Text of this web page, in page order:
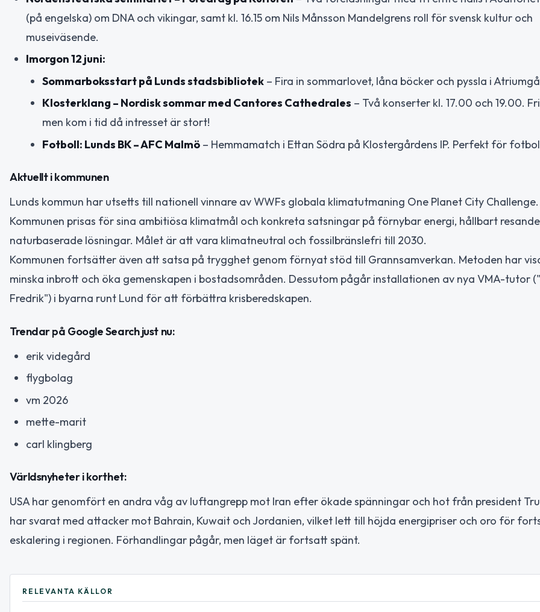
(på engelska) om DNA och vikingar, samt kl. 16.15 om Nils Månsson Mandelgrens roll för svensk kultur och
museiväsende.
Imorgon 12 juni:
Sommarboksstart på Lunds stadsbibliotek – Fira in sommarlovet, låna böcker och pyssla i
Klosterklang – Nordisk sommar med Cantores Cathedrales – Två konserter kl. 17.00 och 19.00.
men kom i tid då intresset är stort!
Fotboll: Lunds BK – AFC Malmö – Hemmamatch i Ettan Södra på Klostergårdens IP. Perfekt för
Aktuellt i kommunen
Lunds kommun har utsetts till nationell vinnare av WWFs globala klimatutmaning One Planet City Challenge.
Kommunen prisas för sina ambitiösa klimatmål och konkreta satsningar på förnybar energi, hållbart
naturbaserade lösningar. Målet är att vara klimatneutral och fossilbränslefri till 2030.
Kommunen fortsätter även att satsa på trygghet genom förnyat stöd till Grannsamverkan. Metoden har
minska inbrott och öka gemenskapen i bostadsområden. Dessutom pågår installationen av nya VMA-tutor
Fredrik") i byarna runt Lund för att förbättra krisberedskapen.
Trendar på Google Search just nu:
erik videgård
flygbolag
vm 2026
mette-marit
carl klingberg
Världsnyheter i korthet:
USA har genomfört en andra våg av luftangrepp mot Iran efter ökade spänningar och hot från president
har svarat med attacker mot Bahrain, Kuwait och Jordanien, vilket lett till höjda energipriser och oro för
eskalering i regionen. Förhandlingar pågår, men läget är fortsatt spänt.
RELEVANTA KÄLLOR